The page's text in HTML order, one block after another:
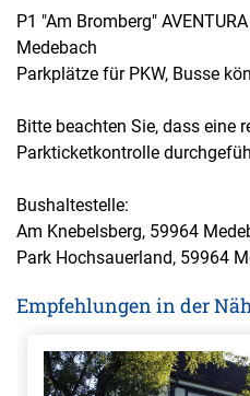
P1 "Am Bromberg"
Medebach
Parkplätze für PKW, Busse
Bitte beachten Sie, dass eine
Parkticketkontrolle
Bushaltestelle:
Am Knebelsberg, 59964
Park Hochsauerland, 59964
Empfehlungen in der